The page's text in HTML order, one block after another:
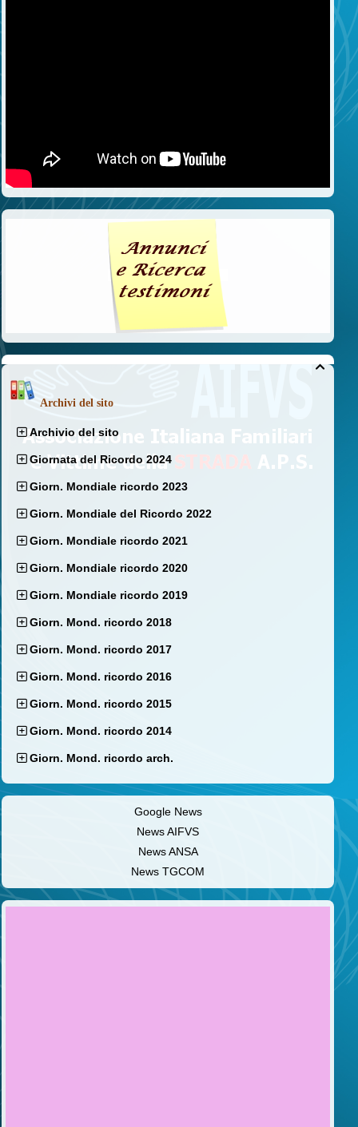

Archivi del sito
Archivio del sito
Giornata del Ricordo 2024
Giorn. Mondiale ricordo 2023
Giorn. Mondiale del Ricordo 2022
Giorn. Mondiale ricordo 2021
Giorn. Mondiale ricordo 2020
Giorn. Mondiale ricordo 2019
Giorn. Mond. ricordo 2018
Giorn. Mond. ricordo 2017
Giorn. Mond. ricordo 2016
Giorn. Mond. ricordo 2015
Giorn. Mond. ricordo 2014
Giorn. Mond. ricordo arch.
Google News
News AIFVS
News ANSA
News TGCOM